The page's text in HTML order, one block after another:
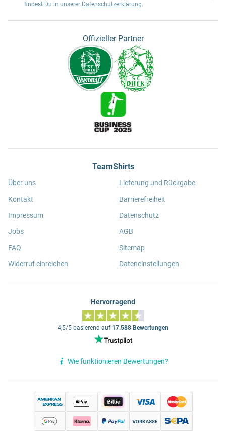
findest Du in unserer Datenschutzerklärung.
Offizieller Partner
TeamShirts
Über uns
Kontakt
Impressum
Jobs
FAQ
Widerruf einreichen
Lieferung und Rückgabe
Barrierefreiheit
Datenschutz
AGB
Sitemap
Dateneinstellungen
Hervorragend
4,5/5 basierend auf 17.588 Bewertungen
Wie funktionieren Bewertungen?